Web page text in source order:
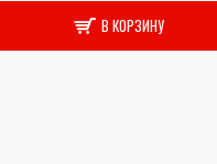
В КОРЗИНУ